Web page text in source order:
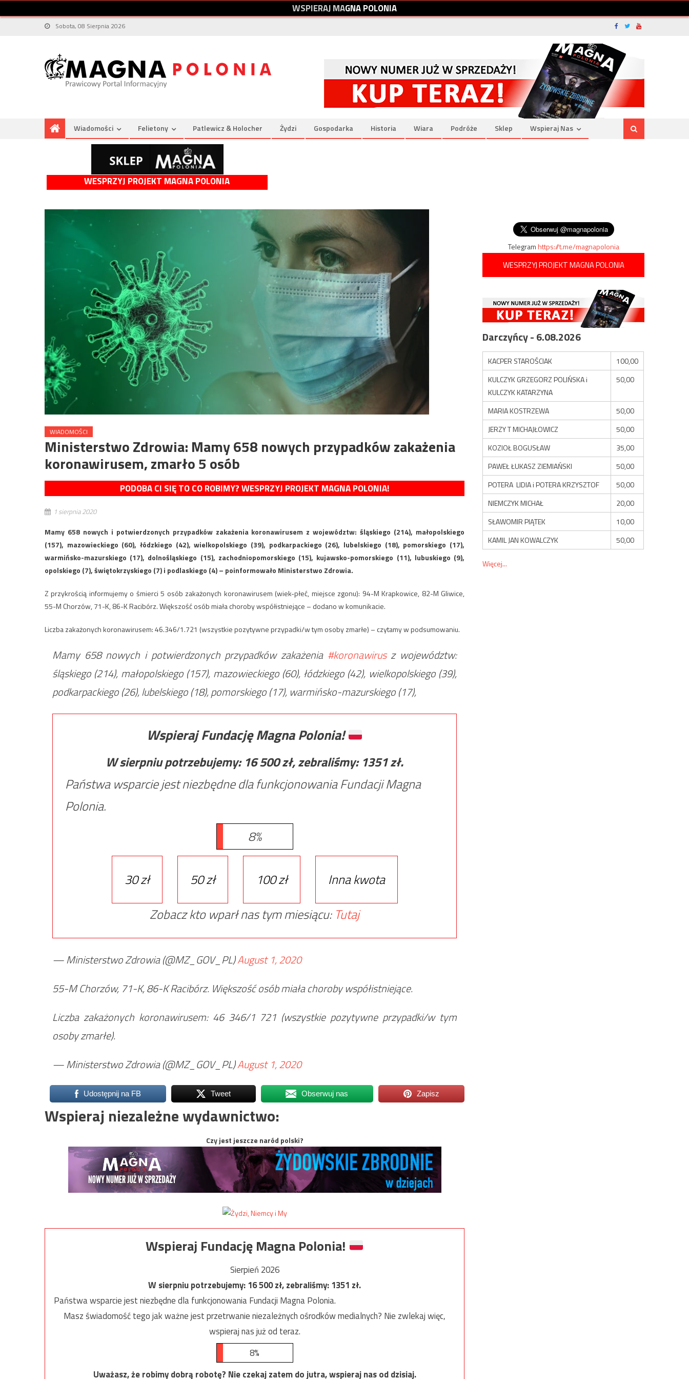
WSPIERAJMAGNAPOLONIA
Sobota, 08 Sierpnia 2026
Wiadomości Felietony Patlewicz & Holocher Żydzi Gospodarka Historia Wiara Podróże Sklep Wspieraj Nas
WESPRZYJ PROJEKT MAGNA POLONIA
WIADOMOŚCI
Ministerstwo Zdrowia: Mamy 658 nowych przypadków zakażenia
koronawirusem, zmarło 5 osób
PODOBA CI SIĘ TO CO ROBIMY? WESPRZYJ PROJEKT MAGNA POLONIA!
1 sierpnia 2020
Mamy 658 nowych i potwierdzonych przypadków zakażenia koronawirusem z województw: śląskiego (214), małopolskiego
(157), mazowieckiego (60), łódzkiego (42), wielkopolskiego (39), podkarpackiego (26), lubelskiego (18), pomorskiego (17),
warmińsko-mazurskiego (17), dolnośląskiego (15), zachodniopomorskiego (15), kujawsko-pomorskiego (11), lubuskiego (9),
opolskiego (7), świętokrzyskiego (7) i podlaskiego (4) – poinformowało Ministerstwo Zdrowia.
Z przykrością informujemy o śmierci 5 osób zakażonych koronawirusem (wiek-płeć, miejsce zgonu): 94-M Krapkowice, 82-M Gliwice,
55-M Chorzów, 71-K, 86-K Racibórz. Większość osób miała choroby współistniejące – dodano w komunikacie.
Liczba zakażonych koronawirusem: 46.346/1.721 (wszystkie pozytywne przypadki/w tym osoby zmarłe) – czytamy w podsumowaniu.
Mamy 658 nowych i potwierdzonych przypadków zakażenia #koronawirusz województw:
śląskiego (214), małopolskiego (157), mazowieckiego (60), łódzkiego (42), wielkopolskiego (39),
podkarpackiego (26), lubelskiego (18), pomorskiego (17), warmińsko-mazurskiego (17),
Wspieraj Fundację Magna Polonia!
W sierpniu potrzebujemy: 16 500zł, zebraliśmy: 1351zł.
Państwa wsparcie jest niezbędne dla funkcjonowania Fundacji Magna
Polonia.
8%
30 zł 50 zł 100 zł
Inna kwota
Zobacz kto wparł nas tym miesiącu: Tutaj
— Ministerstwo Zdrowia (@MZ_GOV_PL)August 1, 2020
55-M Chorzów, 71-K, 86-K Racibórz. Większość osób miała choroby współistniejące.
Liczba zakażonych koronawirusem: 46 346/1 721 (wszystkie pozytywne przypadki/w tym
osoby zmarłe).
— Ministerstwo Zdrowia (@MZ_GOV_PL)August 1, 2020
Udostępnij na FB Tweet Obserwuj nas Zapisz
Wspieraj niezależne wydawnictwo:
Czy jest jeszcze naród polski?
Wspieraj Fundację Magna Polonia!
Sierpień 2026
W sierpniu potrzebujemy:16 500zł, zebraliśmy:1351 zł.
Państwa wsparcie jest niezbędne dla funkcjonowania Fundacji Magna Polonia.
Masz świadomość tego jak ważne jest przetrwanie niezależnych ośrodków medialnych? Nie zwlekaj więc,
wspieraj nas już od teraz.
8%
Uważasz, że robimy dobrą robotę? Nie czekaj zatem do jutra, wspieraj nas od dzisiaj.
Telegramhttps://t.me/magnapolonia
WESPRZYJ PROJEKT MAGNA POLONIA
Darczyńcy - 6.08.2026
KACPER STAROŚCIAK
100,00
KULCZYK GRZEGORZ POLIŃSKA i
KULCZYK KATARZYNA
50,00
MARIA KOSTRZEWA
50,00
JERZY T MICHAJŁOWICZ
50,00
KOZIOŁ BOGUSŁAW
35,00
PAWEŁ ŁUKASZ ZIEMIAŃSKI
50,00
POTERA LIDIA i POTERA KRZYSZTOF
50,00
NIEMCZYK MICHAŁ
20,00
SŁAWOMIR PIĄTEK
10,00
KAMIL JAN KOWALCZYK
50,00
Więcej...